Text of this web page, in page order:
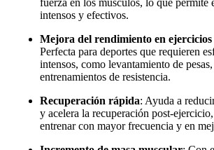
fuerza en los músculos, lo que permite
intensos y efectivos.
Mejora del rendimiento en
Perfecta para deportes que requieren
intensos, como levantamiento de
entrenamientos de resistencia.
Recuperación rápida: Ayuda a
y acelera la recuperación post-
entrenar con mayor frecuencia y en